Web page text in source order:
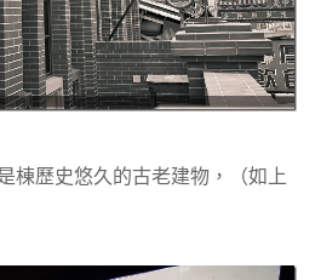
棟歷史悠久的古老建物，（如上